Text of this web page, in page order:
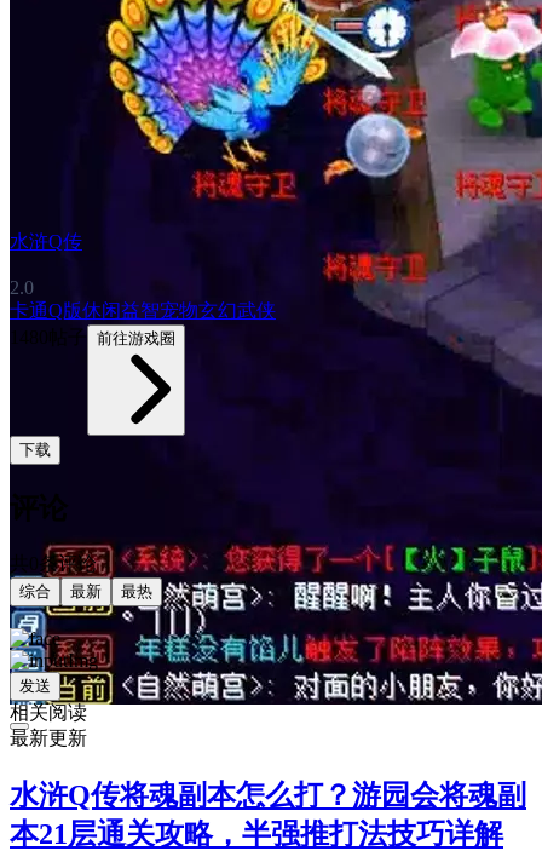
水浒Q传
2.0
卡通Q版休闲益智宠物玄幻武侠
1480帖子 前往游戏圈
下载
评论
共0条评论
综合 最新 最热
发送
相关阅读
最新更新
水浒Q传将魂副本怎么打？游园会将魂副
本21层通关攻略，半强推打法技巧详解